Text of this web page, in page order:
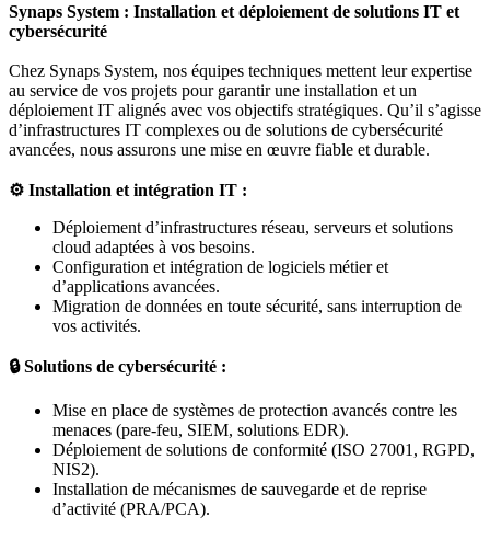
Synaps System : Installation et déploiement de solutions IT et
cybersécurité
Chez Synaps System, nos équipes techniques mettent leur expertise
au service de vos projets pour garantir une installation et un
déploiement IT alignés avec vos objectifs stratégiques. Qu’il s’agisse
d’infrastructures IT complexes ou de solutions de cybersécurité
avancées, nous assurons une mise en œuvre fiable et durable.
⚙️ Installation et intégration IT :
Déploiement d’infrastructures réseau, serveurs et solutions
cloud adaptées à vos besoins.
Configuration et intégration de logiciels métier et
d’applications avancées.
Migration de données en toute sécurité, sans interruption de
vos activités.
🔒 Solutions de cybersécurité :
Mise en place de systèmes de protection avancés contre les
menaces (pare-feu, SIEM, solutions EDR).
Déploiement de solutions de conformité (ISO 27001, RGPD,
NIS2).
Installation de mécanismes de sauvegarde et de reprise
d’activité (PRA/PCA).